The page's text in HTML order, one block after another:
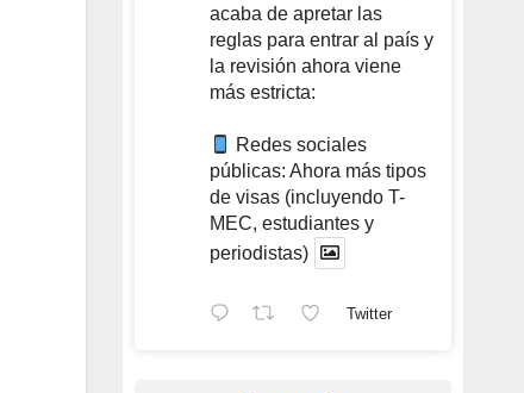
acaba de apretar las
reglas para entrar al país y
la revisión ahora viene
más estricta:
Redes sociales
públicas: Ahora más tipos
de visas (incluyendo T-
MEC, estudiantes y
periodistas)
Twitter